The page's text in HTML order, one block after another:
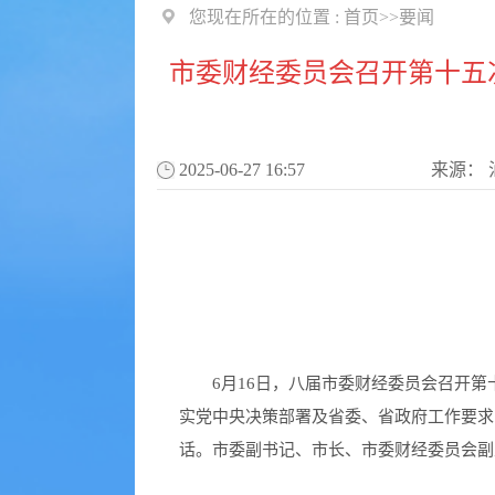
您现在所在的位置 : 首页>>要闻
市委财经委员会召开第十
2025-06-27 16:57 来源：
6月 16 日，八届市委财经委员会召开
实党中央决策部署及省委、省政府工作要
话。市委副书记、市长、市委财经委员会